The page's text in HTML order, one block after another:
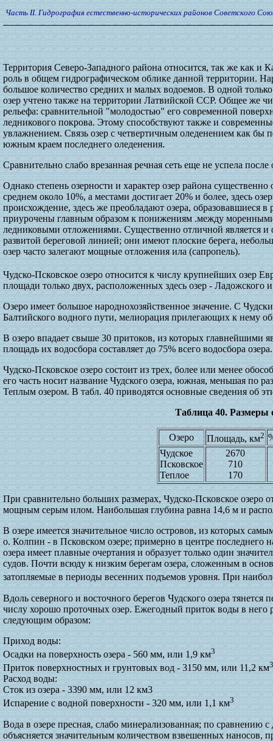
Часть II. Гидрография естественно-исторических районов Советского
Территория Северо-Западного района относится, так же как и
роль в общем гидрографическом облике данной территории.
большое количество средних и малых водоемов. В одной
озер учтено также на территории Латвийской ССР. Общее же
рельефа: сравнительной "молодостью" его современной
ледникового покрова. Этому способствуют также и
увлажнением. Связь озер с четвертичным оледенением как
южным краем последнего оледенения.
Сравнительно слабо врезанная речная сеть еще не успела
Однако степень озерности и характер озер района
среднем около 10%, а местами достигает 20% и более, здесь
происхождение, здесь же преобладают озера, образовавшиеся
приурочены главным образом к понижениям .между
ледниковыми отложениями. Существенно отличной является
развитой береговой линией; они имеют плоские берега,
озер часто залегают мощные отложения ила (сапропель).
Чудско-Псковское озеро относится к числу крупнейших озер
площади только двух, расположенных здесь озер - Ладожского
Озеро имеет большое народнохозяйственное значение. С
Балтийского водного пути, мелиорация прилегающих к нему
В озеро впадает свыше 30 притоков, из которых главнейшими
площадь их водосбора составляет до 75% всего водосбора
Чудско-Псковское озеро состоит из трех, более или менее
его часть носит название Чудского озера, южная, меньшая по
Теплым озером. В табл. 40 приводятся основные сведения об
Таблица 40. Размеры
Озеро Площадь, км2
Чудское
Псковское
Теплое
2670
710
170
При сравнительно больших размерах, Чудско-Псковское
мощным серым илом. Наибольшая глубина равна 14,6 м и
В озере имеется значительное число островов, из которых
о. Колпин - в Псковском озере; примерно в центре последнего
озера имеет плавные очертания и образует только один
судов. Почти всюду к низким берегам озера, сложенным в
затопляемые в периоды весенних подъемов уровня. При
Вдоль северного и восточного берегов Чудского озера
числу хорошо проточных озер. Ежегодный приток воды в него
следующим образом:
Приход воды:
Осадки на поверхность озера - 560 мм, или 1,9 км3
Приток поверхностных и грунтовых вод - 3150 мм, или 11,2 км3
Расход воды:
Сток из озера - 3390 мм, или 12 км3
Испарение с водной поверхности - 320 мм, или 1,1 км3
Вода в озере пресная, слабо минерализованная; по
объясняется значительным количеством взвешенных наносов,